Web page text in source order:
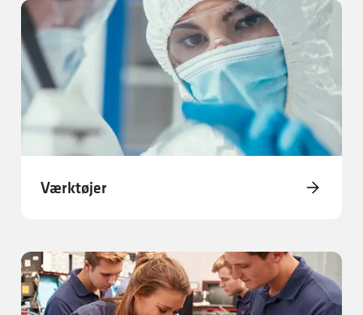
Værktøjer